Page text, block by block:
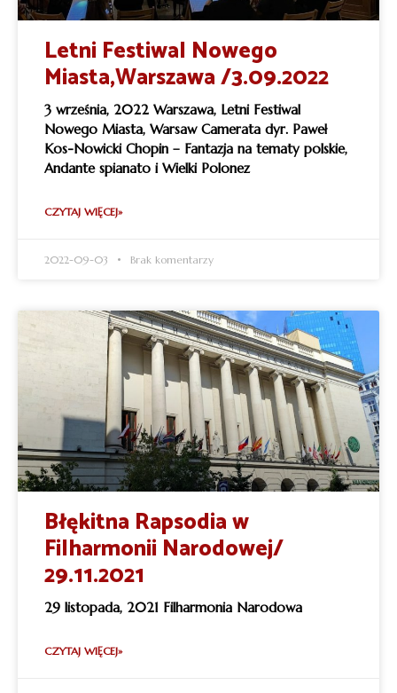
Letni Festiwal Nowego
Miasta,Warszawa /3.09.2022
3 września, 2022 Warszawa, Letni Festiwal
Nowego Miasta, Warsaw Camerata dyr. Paweł
Kos-Nowicki Chopin – Fantazja na tematy polskie,
Andante spianato i Wielki Polonez
CZYTAJ WIĘCEJ»
2022-09-03 Brak komentarzy
Błękitna Rapsodia w
Filharmonii Narodowej/
29.11.2021
29 listopada, 2021 Filharmonia Narodowa
CZYTAJ WIĘCEJ»